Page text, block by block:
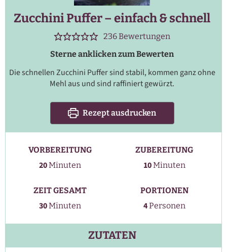
Zucchini Puffer – einfach & schnell
236Bewertungen
Sterne anklicken zum Bewerten
Die schnellen Zucchini Puffer sind stabil, kommen ganz ohne
Mehl aus und sind raffiniert gewürzt.
Rezept ausdrucken
VORBEREITUNG
20Minuten
Minuten
ZUBEREITUNG
10Minuten
Minuten
ZEIT GESAMT
30Minuten
Minuten
PORTIONEN
4Personen
ZUTATEN